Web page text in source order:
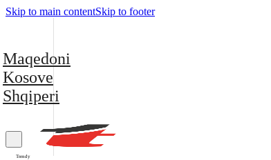
Skip to main contentSkip to footer
Maqedoni
Kosove
Shqiperi
Trendy